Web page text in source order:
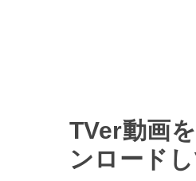
TVer動画
ンロード